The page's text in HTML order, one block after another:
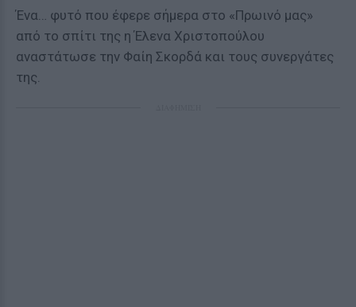
Ένα… φυτό που έφερε σήμερα στο «Πρωινό μας»
από το σπίτι της η Έλενα Χριστοπούλου
αναστάτωσε την Φαίη Σκορδά και τους συνεργάτες
της.